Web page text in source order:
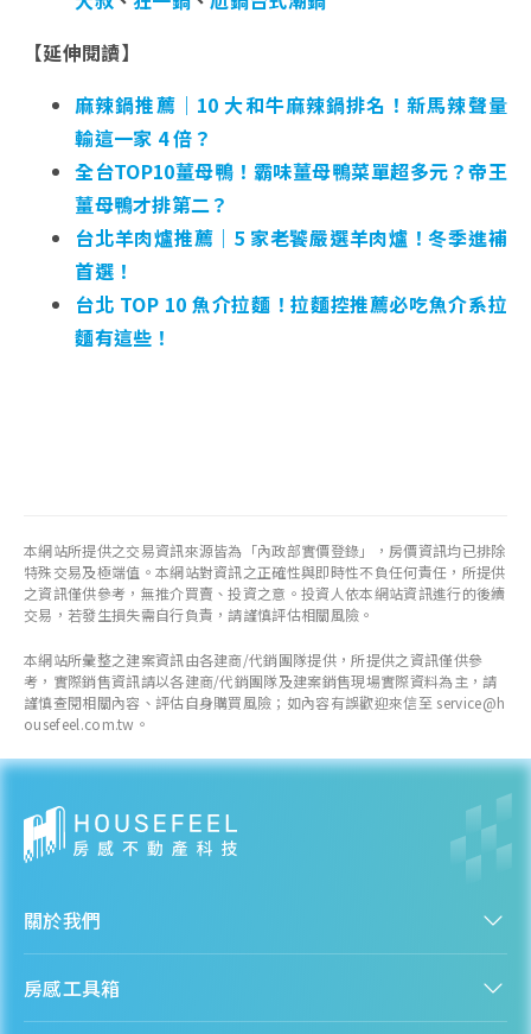
【延伸閱讀】
麻辣鍋推薦｜10 大和牛麻辣鍋排名！新馬辣聲量
輸這一家 4 倍？
全台TOP10薑母鴨！霸味薑母鴨菜單超多元？帝王
薑母鴨才排第二？
台北羊肉爐推薦｜5 家老饕嚴選羊肉爐！冬季進補
首選！
台北 TOP 10 魚介拉麵！拉麵控推薦必吃魚介系拉
麵有這些！
本網站所提供之交易資訊來源皆為「內政部實價登錄」，房價資訊均已排除
特殊交易及極端值。本網站對資訊之正確性與即時性不負任何責任，所提供
之資訊僅供參考，無推介買賣、投資之意。投資人依本網站資訊進行的後續
交易，若發生損失需自行負責，請謹慎評估相關風險。
本網站所彙整之建案資訊由各建商/代銷團隊提供，所提供之資訊僅供參
考，實際銷售資訊請以各建商/代銷團隊及建案銷售現場實際資料為主，請
謹慎查閱相關內容、評估自身購買風險；如內容有誤歡迎來信至 service@h
ousefeel.com.tw。
關於我們
人才招募
房感工具箱